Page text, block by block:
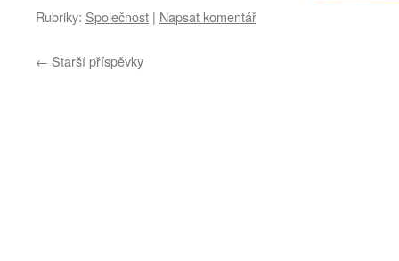
Rubriky: Společnost | Napsat komentář
← Starší příspěvky